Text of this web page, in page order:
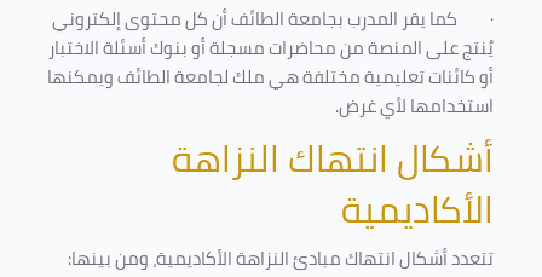
· كما يقر المدرب بجامعة الطائف أن كل محتوى إلكتروني
يُنتج على المنصة من محاضرات مسجلة أو بنوك أسئلة الاختبار
أو كائنات تعليمية مختلفة هي ملك لجامعة الطائف ويمكنها
استخدامها لأي غرض.
أشكال انتهاك النزاهة
الأكاديمية
تتعدد أشكال انتهاك مبادئ النزاهة الأكاديمية، ومن بينها: